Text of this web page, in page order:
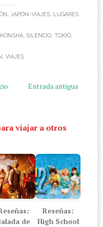
, JAPÓN-VIAJES, LUGARES
, SILENCIO, TOKIO,
, VIAJES
Entrada antigua
viajar a otros
de
Reseñas:
High School